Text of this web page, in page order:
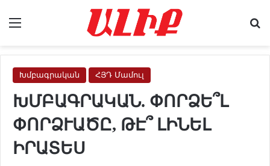
Խմբագրական ՀՅԴ Մամուլ
ԽՄԲԱԳՐԱԿԱՆ. ՓՈՐՁԵ՞Լ
ՓՈՐՁՒԱԾԸ, ԹԷ՞ ԼԻՆԵԼ
ԻՐԱՏԵՍ